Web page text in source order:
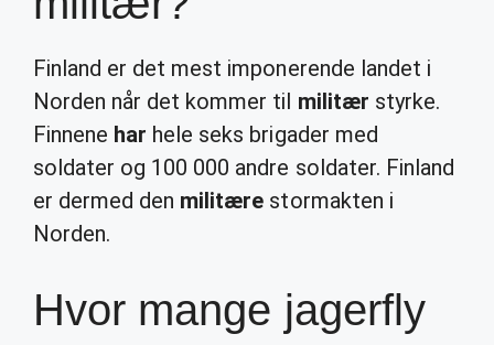
Finland er det mest imponerende landet i
Norden når det kommer til militær styrke.
Finnene har hele seks brigader med
soldater og 100 000 andre soldater. Finland
er dermed den militære stormakten i
Norden.
Hvor mange jagerfly